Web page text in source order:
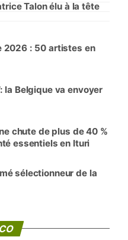
Talon élu à la tête
2026 : 50 artistes en
la Belgique va envoyer
chute de plus de 40 %
essentiels en Ituri
sélectionneur de la